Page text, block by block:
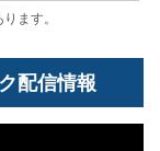
ます。
配信情報